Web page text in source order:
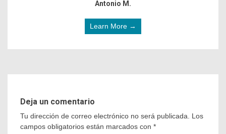
Antonio M.
Learn More →
Deja un comentario
Tu dirección de correo electrónico no será publicada.
Los
campos obligatorios están marcados con *